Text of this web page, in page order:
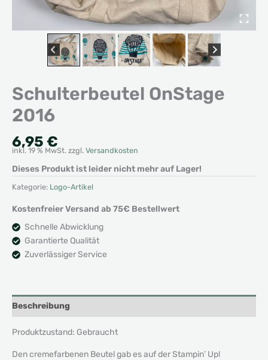
Schulterbeutel OnStage
2016
6,95 €
inkl. 19 % MwSt. zzgl. Versandkosten
Dieses Produkt ist leider nicht mehr auf Lager!
Kategorie: Logo-Artikel
Kostenfreier Versand ab 75€ Bestellwert
Schnelle Abwicklung
Garantierte Qualität
Zuverlässiger Service
Beschreibung
Produktzustand: Gebraucht
Den cremefarbenen Beutel gab es auf der Stampin’ Up!